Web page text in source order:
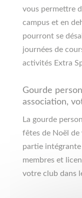
vous permettre
campus et en
pourront se
journées de
activités Extra
Gourde
association,
La gourde
fêtes de Noël
partie
membres et
votre club dans